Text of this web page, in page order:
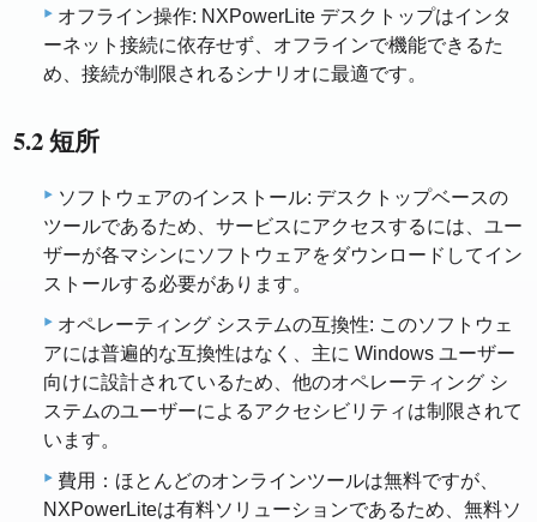
オフライン操作: NXPowerLite デスクトップはインタ
ーネット接続に依存せず、オフラインで機能できるた
め、接続が制限されるシナリオに最適です。
5.2 短所
ソフトウェアのインストール: デスクトップベースの
ツールであるため、サービスにアクセスするには、ユー
ザーが各マシンにソフトウェアをダウンロードしてイン
ストールする必要があります。
オペレーティング システムの互換性: このソフトウェ
アには普遍的な互換性はなく、主に Windows ユーザー
向けに設計されているため、他のオペレーティング シ
ステムのユーザーによるアクセシビリティは制限されて
います。
費用：ほとんどのオンラインツールは無料ですが、
NXPowerLiteは有料ソリューションであるため、無料ソ